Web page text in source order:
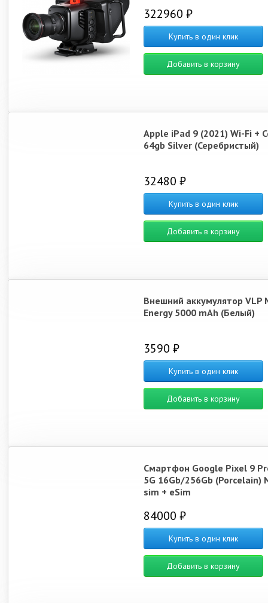
322960 ₽
Купить в один клик
Добавить в корзину
Apple iPad 9 (2021) Wi-Fi +
64gb Silver (Серебристый)
32480 ₽
Купить в один клик
Добавить в корзину
Внешний аккумулятор VLP
Energy 5000 mAh (Белый)
3590 ₽
Купить в один клик
Добавить в корзину
Смартфон Google Pixel 9
5G 16Gb/256Gb (Porcelain)
sim + eSim
84000 ₽
Купить в один клик
Добавить в корзину